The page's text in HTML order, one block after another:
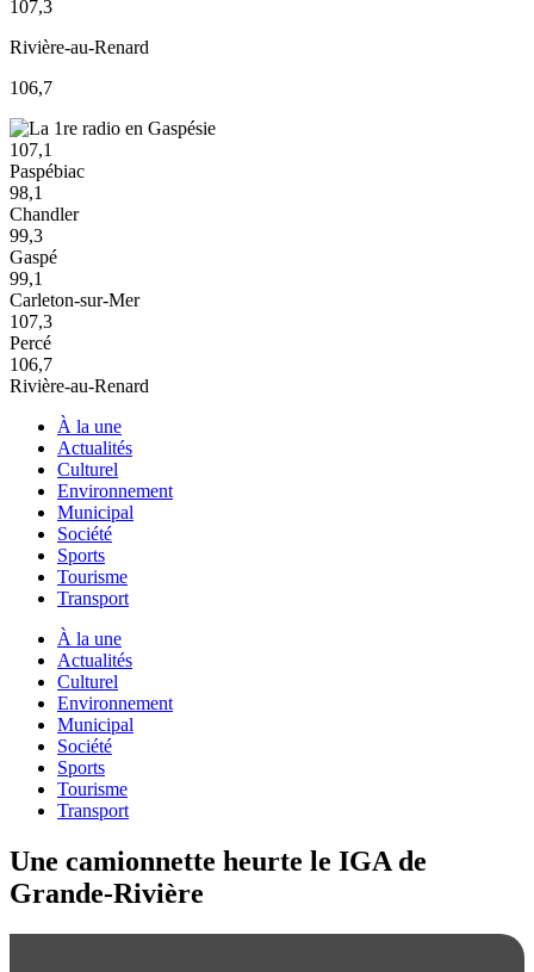
107,3
Rivière-au-Renard
106,7
107,1
Paspébiac
98,1
Chandler
99,3
Gaspé
99,1
Carleton-sur-Mer
107,3
Percé
106,7
Rivière-au-Renard
À la une
Actualités
Culturel
Environnement
Municipal
Société
Sports
Tourisme
Transport
À la une
Actualités
Culturel
Environnement
Municipal
Société
Sports
Tourisme
Transport
Une camionnette heurte le IGA de
Grande-Rivière